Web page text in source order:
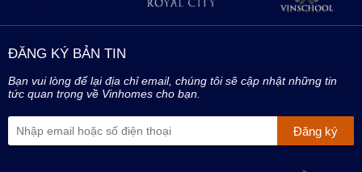
ĐĂNG KÝ BẢN TIN
Bạn vui lòng để lại địa chỉ email, chúng tôi sẽ cập nhật những tin
tức quan trọng về Vinhomes cho bạn.